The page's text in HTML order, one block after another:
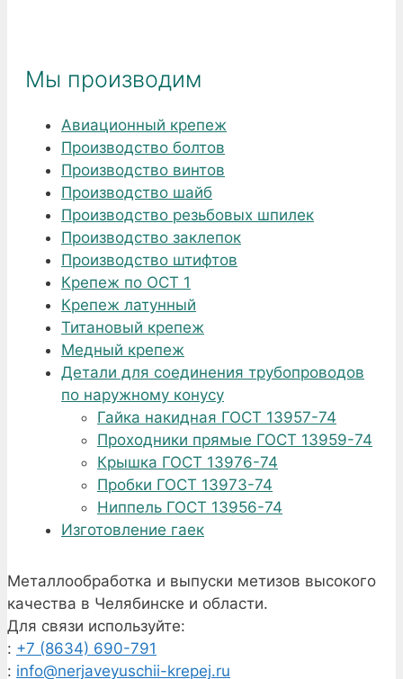
Мы производим
Авиационный крепеж
Производство болтов
Производство винтов
Производство шайб
Производство резьбовых шпилек
Производство заклепок
Производство штифтов
Крепеж по ОСТ 1
Крепеж латунный
Титановый крепеж
Медный крепеж
Детали для соединения трубопроводов
по наружному конусу
Гайка накидная ГОСТ 13957-74
Проходники прямые ГОСТ 13959-74
Крышка ГОСТ 13976-74
Пробки ГОСТ 13973-74
Ниппель ГОСТ 13956-74
Изготовление гаек
Металлообработка и выпуски метизов высокого
качества в Челябинске и области.
Для связи используйте:
: +7 (8634) 690-791
: info@nerjaveyuschii-krepej.ru